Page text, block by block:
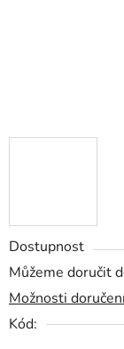
Dostupnost
Můžeme doručit
Možnosti
Kód: